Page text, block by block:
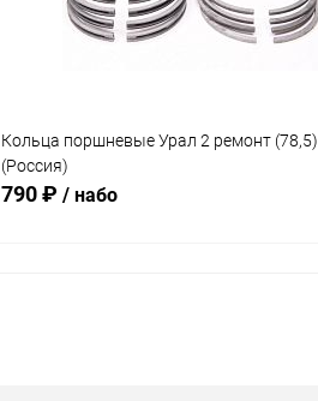
Кольца поршневые Урал 2 ремонт (78,5)
(Россия)
790 ₽ / набо